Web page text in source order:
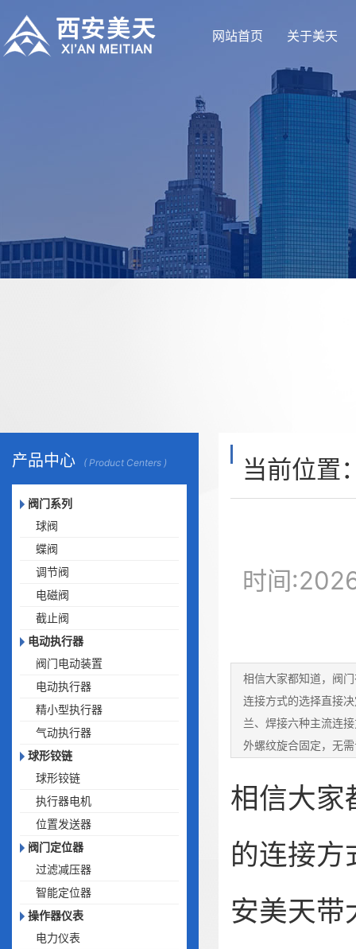
网站首页 关于美天
产品中心 ( Product Centers )
阀门系列
球阀
蝶阀
调节阀
电磁阀
截止阀
电动执行器
阀门电动装置
电动执行器
精小型执行器
气动执行器
球形铰链
球形铰链
执行器电机
位置发送器
阀门定位器
过滤减压器
智能定位器
操作器仪表
电力仪表
当前位置
时间
相信大家都知道，阀
连接方式的选择直接
兰、焊接六种主流连
外螺纹旋合固定，无
相信大家
的连接方
安美天带